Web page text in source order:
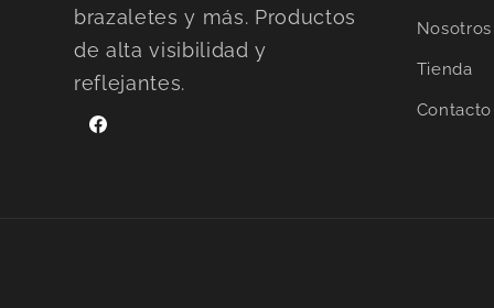
brazaletes y más. Productos
de alta visibilidad y
reflejantes.
Facebook
Nosotros
Tienda
Contacto